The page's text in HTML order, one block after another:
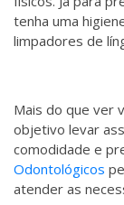
tenha uma
limpadores de
Mais do que ver
objetivo levar
comodidade e
Odontológicos
atender as